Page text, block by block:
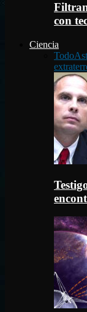
con
Ciencia
Todo